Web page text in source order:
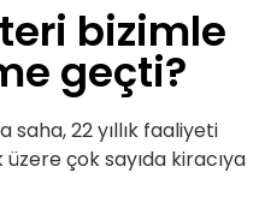
bizimle
geçti?
22 yıllık faaliyeti
çok sayıda kiracıya